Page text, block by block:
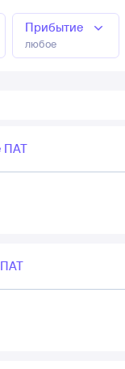
Прибытие
любое
ПАТ
ПАТ